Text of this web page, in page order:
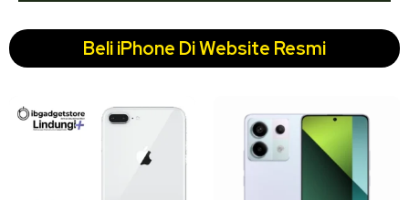
Beli iPhone Di Website Resmi